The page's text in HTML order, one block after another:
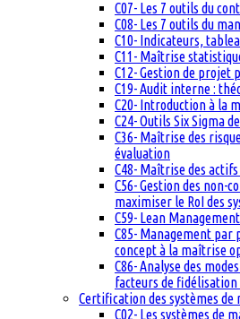
C07- Les 7 outils du
C08- Les 7 outils du
C10- Indicateurs,
C11- Maîtrise
C12- Gestion de projet
C19- Audit interne :
C20- Introduction à la
C24- Outils Six Sigma
C36- Maîtrise des
évaluation
C48- Maîtrise des
C56- Gestion des non-
maximiser le RoI des
C59- Lean
C85- Management par
concept à la maîtrise
C86- Analyse des
facteurs de fidélisation
Certification des systèmes de
C02- Les systèmes de